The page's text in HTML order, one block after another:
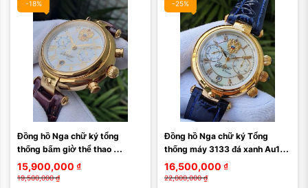
-18%
Đồng hồ Nga chữ ký tổng
thống bấm giờ thể thao
252CK060
15,900,000 ₫
19,500,000 ₫
-25%
Đồng hồ Nga chữ ký Tổng
thống máy 3133 đá xanh Au10
kính Sapphire 252066
16,500,000 ₫
22,000,000 ₫